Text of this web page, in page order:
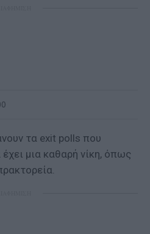
τα exit polls που
μια καθαρή νίκη, όπως